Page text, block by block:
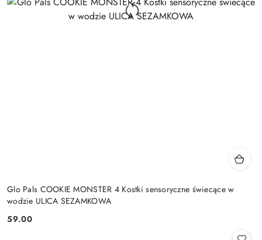
Glo Pals COOKIE MONSTER 4 Kostki sensoryczne świecące w
wodzie ULICA SEZAMKOWA
Cena:
59.00